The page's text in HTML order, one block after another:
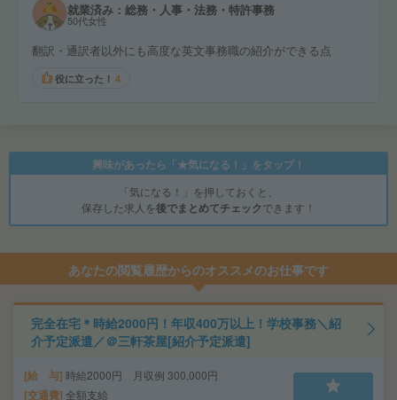
就業済み：総務・人事・法務・特許事務
50代女性
翻訳・通訳者以外にも高度な英文事務職の紹介ができる点
役に立った！ 4
興味があったら「★気になる！」をタップ！
「気になる！」を押しておくと、
保存した求人を後でまとめてチェックできます！
あなたの閲覧履歴からのオススメのお仕事です
完全在宅＊時給2000円！年収400万以上！学校事務＼紹
介予定派遣／＠三軒茶屋[紹介予定派遣]
給 与 時給2000円 月収例 300,000円
交通費 全額支給